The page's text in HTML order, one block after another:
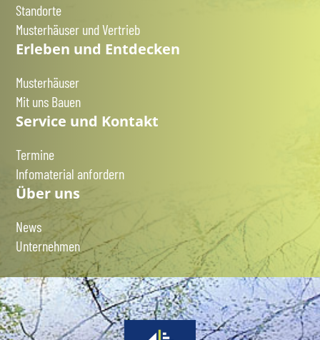
Standorte
Musterhäuser und Vertrieb
Erleben und Entdecken
Musterhäuser
Mit uns Bauen
Service und Kontakt
Termine
Infomaterial anfordern
Über uns
News
Unternehmen